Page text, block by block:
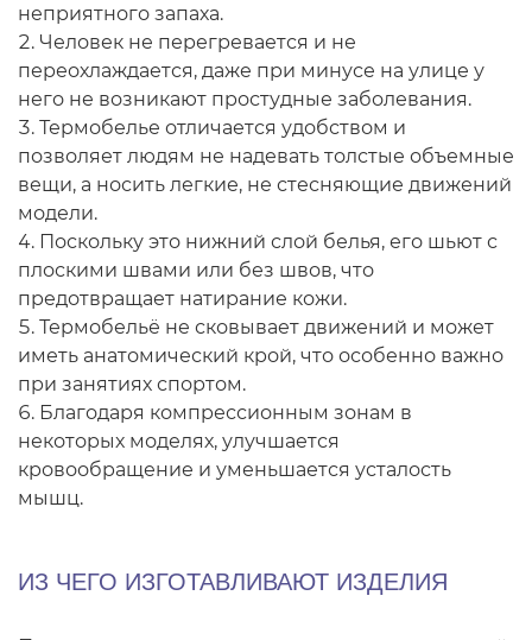
неприятного запаха.
Человек не перегревается и не
переохлаждается, даже при минусе на улице у
него не возникают простудные заболевания.
Термобелье отличается удобством и
позволяет людям не надевать толстые объемные
вещи, а носить легкие, не стесняющие движений
модели.
Поскольку это нижний слой белья, его шьют с
плоскими швами или без швов, что
предотвращает натирание кожи.
Термобельё не сковывает движений и может
иметь анатомический крой, что особенно важно
при занятиях спортом.
Благодаря компрессионным зонам в
некоторых моделях, улучшается
кровообращение и уменьшается усталость
мышц.
ИЗ ЧЕГО ИЗГОТАВЛИВАЮТ ИЗДЕЛИЯ